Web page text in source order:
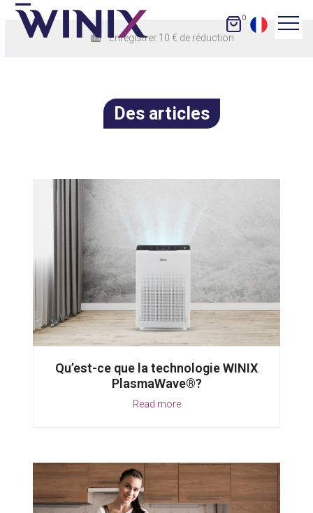
Skip
Open
Close
Enregistrer 10 € de réduction
Des articles
Qu’est-ce que la technologie WINIX
PlasmaWave®?
Read more
0